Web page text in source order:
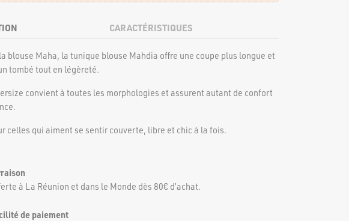
CARACTÉRISTIQUES
blouse Maha, la tunique blouse Mahdia offre une coupe plus longue et
tombé tout en légèreté.
convient à toutes les morphologies et assurent autant de confort
celles qui aiment se sentir couverte, libre et chic à la fois.
à La Réunion et dans le Monde dès 80€ d’achat.
de paiement